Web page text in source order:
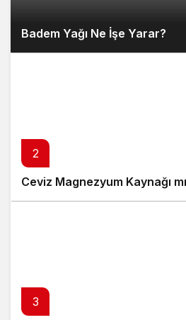
Badem Yağı Ne İşe Yarar?
2
Ceviz Magnezyum Kaynağı
3